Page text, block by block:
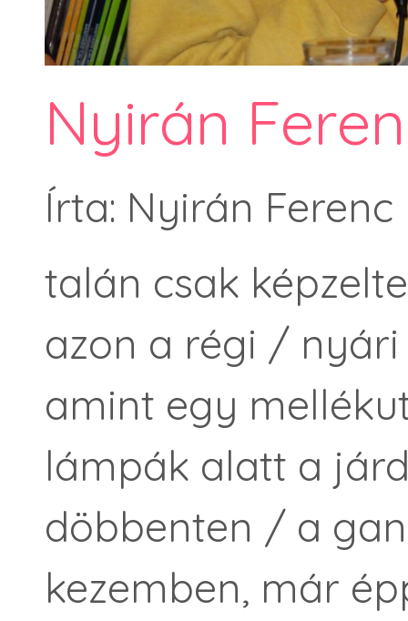
Nyirán
Írta: Nyirán Ferenc
talán csak
azon a régi /
amint egy
lámpák alatt a
döbbenten / a
kezemben, már